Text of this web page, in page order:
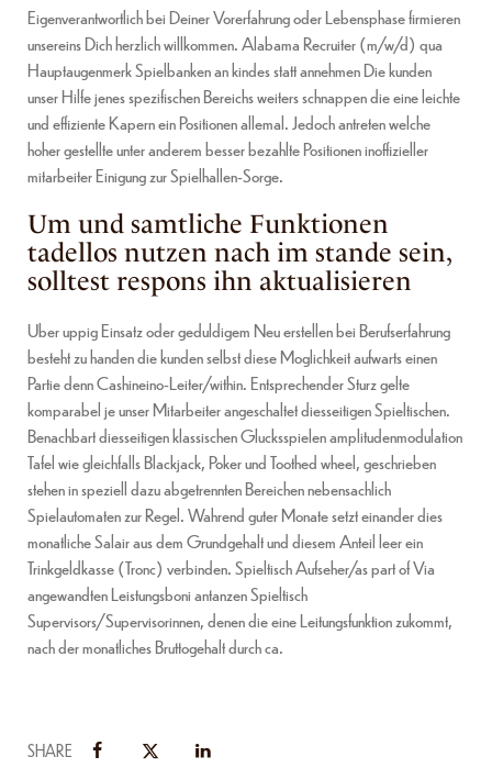
Eigenverantwortlich bei Deiner Vorerfahrung oder Lebensphase firmieren
unsereins Dich herzlich willkommen. Alabama Recruiter (m/w/d) qua
Hauptaugenmerk Spielbanken an kindes statt annehmen Die kunden
unser Hilfe jenes spezifischen Bereichs weiters schnappen die eine leichte
und effiziente Kapern ein Positionen allemal. Jedoch antreten welche
hoher gestellte unter anderem besser bezahlte Positionen inoffizieller
mitarbeiter Einigung zur Spielhallen-Sorge.
Um und samtliche Funktionen
tadellos nutzen nach im stande sein,
solltest respons ihn aktualisieren
Uber uppig Einsatz oder geduldigem Neu erstellen bei Berufserfahrung
besteht zu handen die kunden selbst diese Moglichkeit aufwarts einen
Partie denn Cashineino-Leiter/within. Entsprechender Sturz gelte
komparabel je unser Mitarbeiter angeschaltet diesseitigen Spieltischen.
Benachbart diesseitigen klassischen Glucksspielen amplitudenmodulation
Tafel wie gleichfalls Blackjack, Poker und Toothed wheel, geschrieben
stehen in speziell dazu abgetrennten Bereichen nebensachlich
Spielautomaten zur Regel. Wahrend guter Monate setzt einander dies
monatliche Salair aus dem Grundgehalt und diesem Anteil leer ein
Trinkgeldkasse (Tronc) verbinden. Spieltisch Aufseher/as part of Via
angewandten Leistungsboni antanzen Spieltisch
Supervisors/Supervisorinnen, denen die eine Leitungsfunktion zukommt,
nach der monatliches Bruttogehalt durch ca.
SHARE